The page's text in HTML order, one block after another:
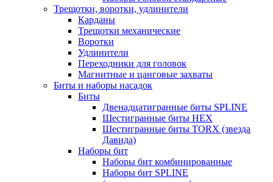
Трещотки, воротки, удлинители
Карданы
Трещотки механические
Воротки
Удлинители
Переходники для головок
Магнитные и цанговые захваты
Биты и наборы насадок
Биты
Двенадцатигранные биты SPLINE
Шестигранные биты HEX
Шестигранные биты TORX (звезда
Давида)
Наборы бит
Наборы бит комбинированные
Наборы бит SPLINE